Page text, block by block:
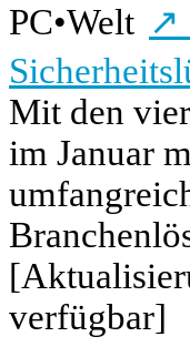
PC•Welt ↗
Mit den
im Januar
verfügbar]